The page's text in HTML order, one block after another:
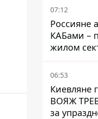
07:12
Россияне
КАБами –
жилом
06:53
Киевляне
ВОЯЖ
за